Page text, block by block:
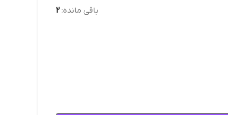
باقی مانده: 2